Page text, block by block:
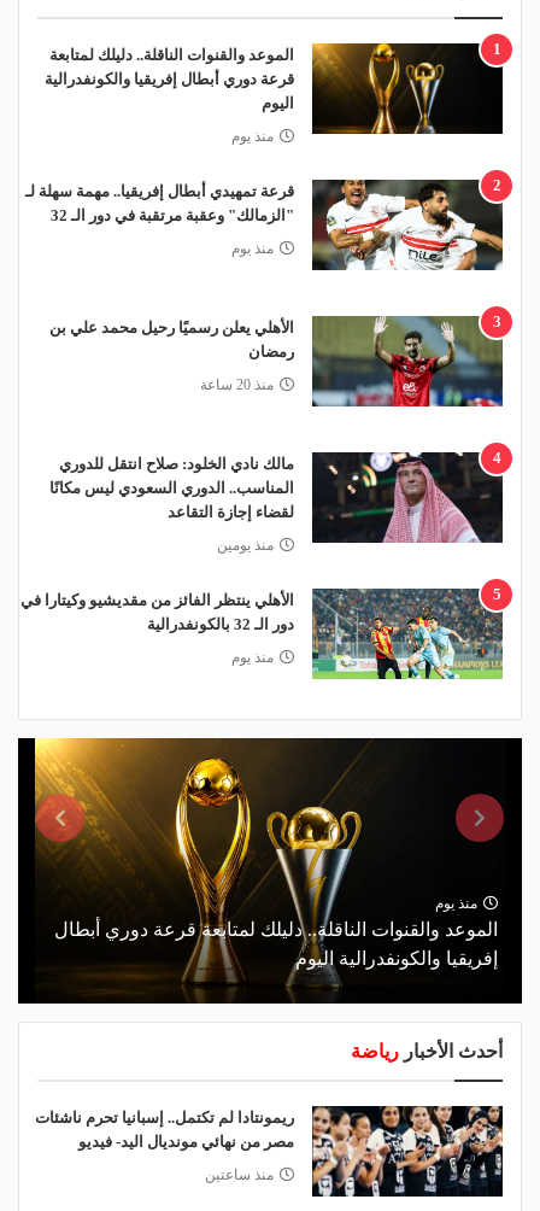
1
الموعد والقنوات الناقلة.. دليلك لمتابعة
قرعة دوري أبطال إفريقيا والكونفدرالية
اليوم
منذ يوم
2
قرعة تمهيدي أبطال إفريقيا.. مهمة سهلة لـ
"الزمالك" وعقبة مرتقبة في دور الـ 32
منذ يوم
3
الأهلي يعلن رسميًا رحيل محمد علي بن
رمضان
منذ 20 ساعة
4
مالك نادي الخلود: صلاح انتقل للدوري
المناسب.. الدوري السعودي ليس مكانًا
لقضاء إجازة التقاعد
منذ يومين
5
الأهلي ينتظر الفائز من مقديشيو وكيتارا في
دور الـ 32 بالكونفدرالية
منذ يوم
منذ يوم
الموعد والقنوات الناقلة.. دليلك لمتابعة قرعة دوري أبطال
إفريقيا والكونفدرالية اليوم
أحدث الأخبار رياضة
ريمونتادا لم تكتمل.. إسبانيا تحرم ناشئات
مصر من نهائي مونديال اليد- فيديو
منذ ساعتين